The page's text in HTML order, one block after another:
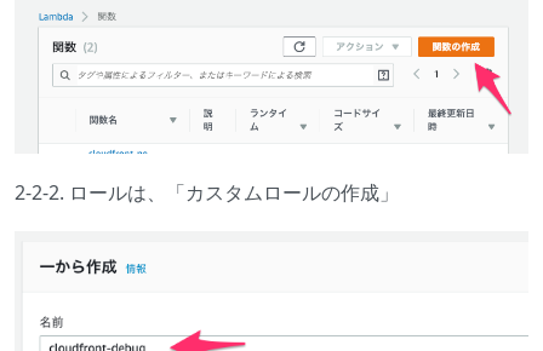
2-2-2. ロールは、「カスタムロールの作成」